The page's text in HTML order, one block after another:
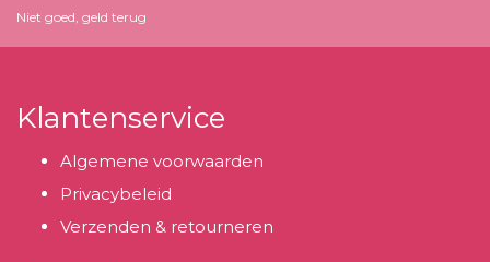
Niet goed, geld terug
Klantenservice
Algemene voorwaarden
Privacybeleid
Verzenden & retourneren